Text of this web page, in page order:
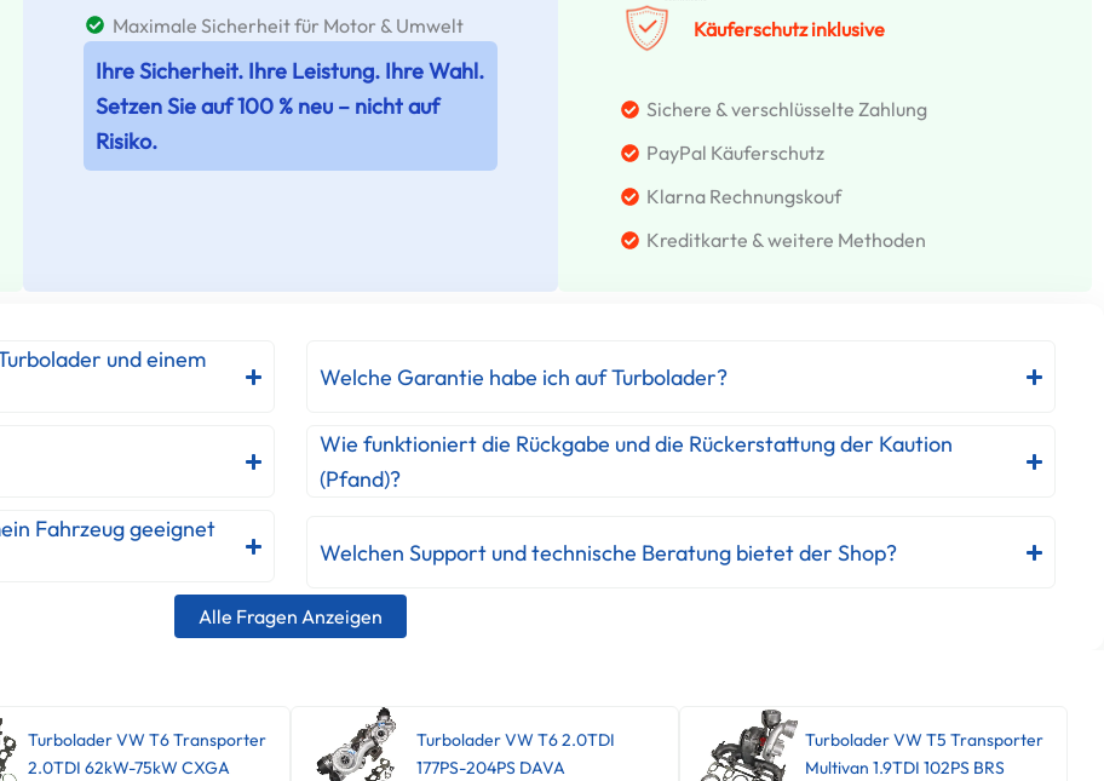
Maximale Sicherheit für Motor & Umwelt
Ihre Sicherheit. Ihre Leistung. Ihre Wahl.
Setzen Sie auf 100 % neu – nicht auf
Risiko.
Käuferschutz inklusive
Sichere & verschlüsselte Zahlung
PayPal Käuferschutz
Klarna Rechnungskouf
Kreditkarte & weitere Methoden
und einem
Welche Garantie habe ich auf Turbolader?
Wie funktioniert die Rückgabe und die Rückerstattung der Kaution
(Pfand)?
Fahrzeug geeignet
Welchen Support und technische Beratung bietet der Shop?
Alle Fragen Anzeigen
Turbolader VW T6 Transporter
2.0TDI 62kW-75kW CXGA
Turbolader VW T6 2.0TDI
177PS-204PS DAVA
Turbolader VW T5 Transporter
Multivan 1.9TDI 102PS BRS